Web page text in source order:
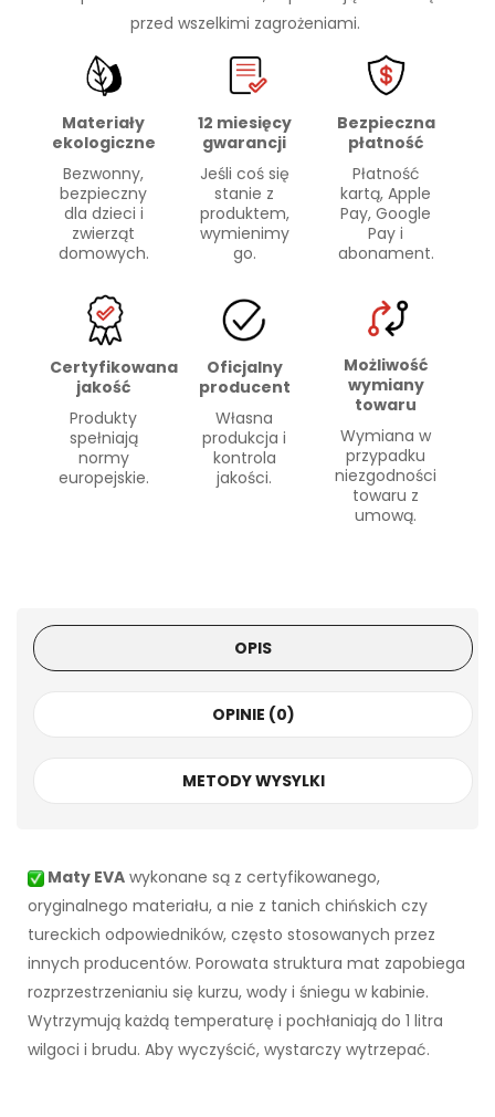
przed wszelkimi zagrożeniami.
Materiały
ekologiczne
Bezwonny,
bezpieczny
dla dzieci i
zwierząt
domowych.
12 miesięcy
gwarancji
Jeśli coś się
stanie z
produktem,
wymienimy
go.
Bezpieczna
płatność
Płatność
kartą, Apple
Pay, Google
Pay i
abonament.
Certyfikowana
jakość
Produkty
spełniają
normy
europejskie.
Oficjalny
producent
Własna
produkcja i
kontrola
jakości.
Możliwość
wymiany
towaru
Wymiana w
przypadku
niezgodności
towaru z
umową.
OPIS
OPINIE (0)
METODY WYSYLKI
Maty EVA wykonane są z certyfikowanego,
oryginalnego materiału, a nie z tanich chińskich czy
tureckich odpowiedników, często stosowanych przez
innych producentów. Porowata struktura mat zapobiega
rozprzestrzenianiu się kurzu, wody i śniegu w kabinie.
Wytrzymują każdą temperaturę i pochłaniają do 1 litra
wilgoci i brudu. Aby wyczyścić, wystarczy wytrzepać.